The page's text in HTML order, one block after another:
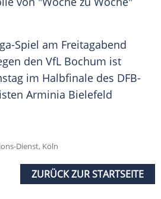
Spiel am Freitagabend
den VfL Bochum ist
im Halbfinale des DFB-
Arminia Bielefeld
Dienst, Köln
ZURÜCK ZUR STARTSEITE